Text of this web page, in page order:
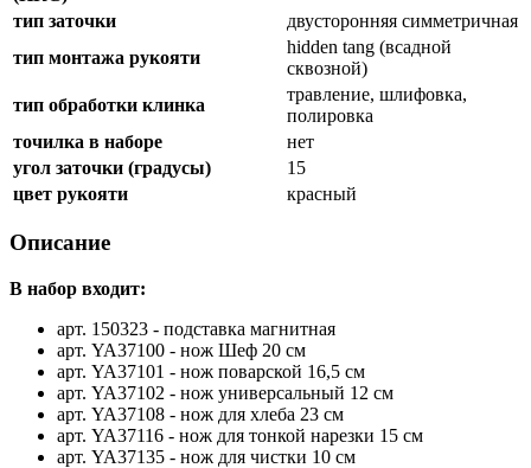
тип заточки
двусторонняя симметричная
тип монтажа рукояти
hidden tang (всадной
сквозной)
тип обработки клинка
травление, шлифовка,
полировка
точилка в наборе
нет
угол заточки (градусы)
15
цвет рукояти
красный
Описание
В набор входит:
арт. 150323 - подставка магнитная
арт. YA37100 - нож Шеф 20 см
арт. YA37101 - нож поварской 16,5 см
арт. YA37102 - нож универсальный 12 см
арт. YA37108 - нож для хлеба 23 см
арт. YA37116 - нож для тонкой нарезки 15 см
арт. YA37135 - нож для чистки 10 см